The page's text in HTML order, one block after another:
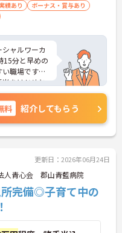
績あり
ボーナス・賞与あり
ャルワーカ
15分と早めの
い職場です◎
をはじめと
待遇面もば
されます♪
しますの
料 紹介してもらう
更新日：2026年06月24日
人青心会 郡山青藍病院
所完備◎子育て中の